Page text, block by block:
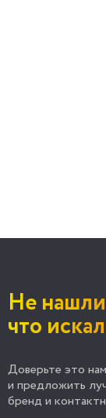
Не
что
Доверьте это
и предложить
бренд и